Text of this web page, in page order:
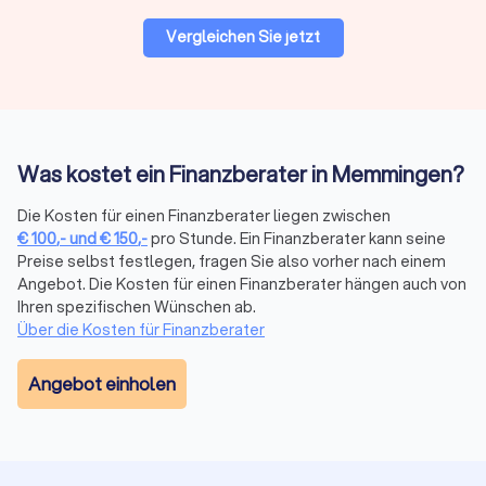
optimal zu meistern.
Auf Trustlocal können Sie Ihre Bedürfnisse beschreiben und
Versicherungen, Altersvorsorge,
Vermögensplanung und mehr
Die komplexe Welt der Finanzen wird mit dem richtigen
Finanzberater an Ihrer Seite zu einem Segen für Ihr
Vermögen. Seriosität, Zuverlässigkeit, Fachkenntnisse zu
sind daher die maßgeblichen Aspekte, die Sie bei der Wahl
der passenden Finanzberatung in Memmingen
Vergleichen Sie jetzt
Was kostet ein Finanzberater in Memmingen?
Die Kosten für einen Finanzberater liegen zwischen
€100,-und€150,-pro Stunde. Ein Finanzberater kann seine
Preise selbst festlegen, fragen Sie also vorher nach einem
Angebot. Die Kosten für einen Finanzberater hängen auch von
Ihren spezifischen Wünschen ab.
Über die Kosten für Finanzberater
Angebot einholen